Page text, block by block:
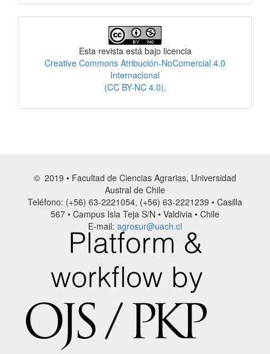
Esta revista está bajo licencia
Creative Commons Atribución-NoComercial 4.0
Internacional
(CC BY-NC 4.0).
© 2019 • Facultad de Ciencias Agrarias, Universidad
Austral de Chile
Teléfono: (+56) 63-2221054, (+56) 63-2221239 • Casilla
567 • Campus Isla Teja S/N • Valdivia • Chile
E-mail: agrosur@uach.cl